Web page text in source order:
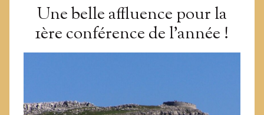
Une belle affluence pour la
1ère conférence de l’année !